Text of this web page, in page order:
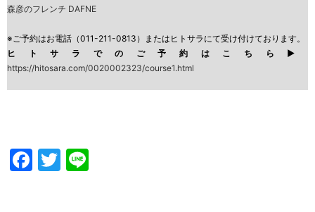
森彦のフレンチ DAFNE
※ご予約はお電話（011-211-0813）またはヒトサラにて受け付けております。
ヒトサラでのご予約はこちら▶︎
https://hitosara.com/0020002323/course1.html
Facebook
Twitter